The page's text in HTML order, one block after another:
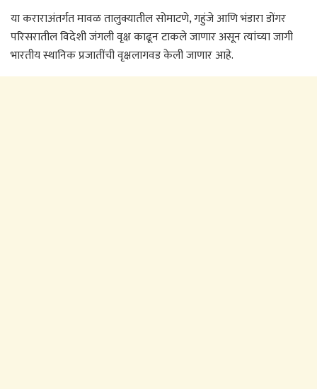
या कराराअंतर्गत मावळ तालुक्यातील सोमाटणे, गहुंजे आणि भंडारा डोंगर
परिसरातील विदेशी जंगली वृक्ष काढून टाकले जाणार असून त्यांच्या जागी
भारतीय स्थानिक प्रजातींची वृक्षलागवड केली जाणार आहे.